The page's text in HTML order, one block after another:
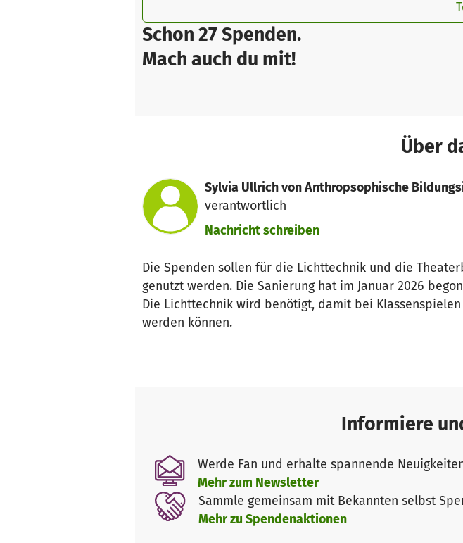
Schon 27 Spenden.
Mach auch du mit!
Über
Sylvia Ullrich von Anthropsophische
verantwortlich
Nachricht schreiben
Die Spenden sollen für die Lichttechnik und die
genutzt werden. Die Sanierung hat im Januar 2026
Die Lichttechnik wird benötigt, damit bei
werden können.
Informiere
Werde Fan und erhalte spannende
Mehr zum Newsletter
Sammle gemeinsam mit Bekannten selbst
Mehr zu Spendenaktionen